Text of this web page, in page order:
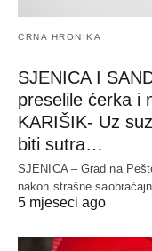
CRNA HRONIKA
SJENICA I
preselile ćerka i
KARIŠIK- Uz
biti sutra…
SJENICA – Grad na
nakon strašne
5 mjeseci ago